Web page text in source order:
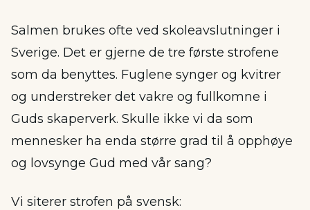
Salmen brukes ofte ved skoleavslutninger i
Sverige. Det er gjerne de tre første strofene
som da benyttes. Fuglene synger og kvitrer
og understreker det vakre og fullkomne i
Guds skaperverk. Skulle ikke vi da som
mennesker ha enda større grad til å opphøye
og lovsynge Gud med vår sang?
Vi siterer strofen på svensk: